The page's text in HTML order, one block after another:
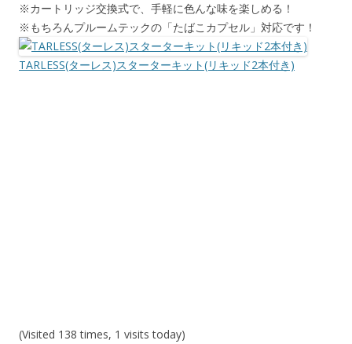
※カートリッジ交換式で、手軽に色んな味を楽しめる！
※もちろんプルームテックの「たばこカプセル」対応です！
TARLESS(ターレス)スターターキット(リキッド2本付き)
(Visited 138 times, 1 visits today)